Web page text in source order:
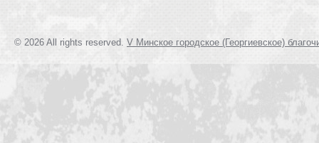
© 2026 All rights reserved. V Минское городское (Георгиевское)